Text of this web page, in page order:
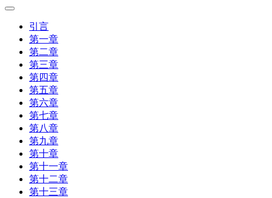
引言
第一章
第二章
第三章
第四章
第五章
第六章
第七章
第八章
第九章
第十章
第十一章
第十二章
第十三章